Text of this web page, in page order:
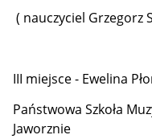
( nauczyciel Grzegorz
III miejsce - Ewelina
Państwowa Szkoła
Jaworznie